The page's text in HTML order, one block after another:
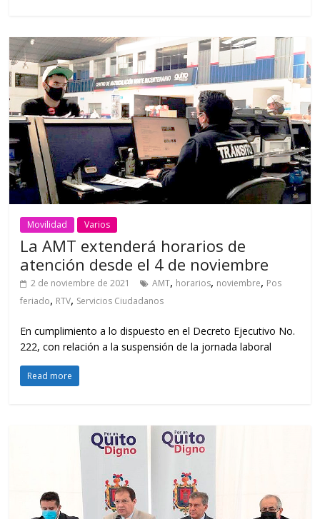
Movilidad Varios
La AMT extenderá horarios de
atención desde el 4 de noviembre
2 de noviembre de 2021 AMT, horarios, noviembre, Pos
feriado, RTV, Servicios Ciudadanos
En cumplimiento a lo dispuesto en el Decreto Ejecutivo No.
222, con relación a la suspensión de la jornada laboral
Read more